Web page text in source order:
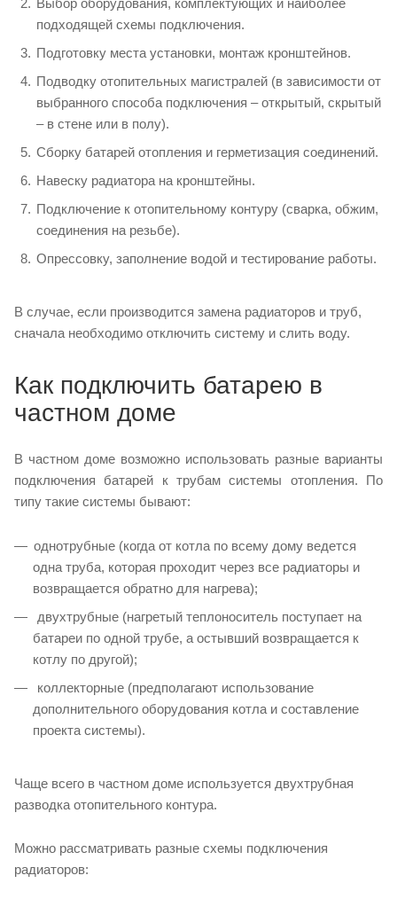
Выбор оборудования, комплектующих и наиболее
подходящей схемы подключения.
Подготовку места установки, монтаж кронштейнов.
Подводку отопительных магистралей (в зависимости от
выбранного способа подключения – открытый, скрытый
– в стене или в полу).
Сборку батарей отопления и герметизация соединений.
Навеску радиатора на кронштейны.
Подключение к отопительному контуру (сварка, обжим,
соединения на резьбе).
Опрессовку, заполнение водой и тестирование работы.
В случае, если производится замена радиаторов и труб,
сначала необходимо отключить систему и слить воду.
Как подключить батарею в
частном доме
В частном доме возможно использовать разные варианты
подключения батарей к трубам системы отопления. По
типу такие системы бывают:
однотрубные (когда от котла по всему дому ведется
одна труба, которая проходит через все радиаторы и
возвращается обратно для нагрева);
двухтрубные (нагретый теплоноситель поступает на
батареи по одной трубе, а остывший возвращается к
котлу по другой);
коллекторные (предполагают использование
дополнительного оборудования котла и составление
проекта системы).
Чаще всего в частном доме используется двухтрубная
разводка отопительного контура.
Можно рассматривать разные схемы подключения
радиаторов: